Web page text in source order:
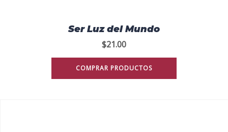
Ser Luz del Mundo
$21.00
COMPRAR PRODUCTOS